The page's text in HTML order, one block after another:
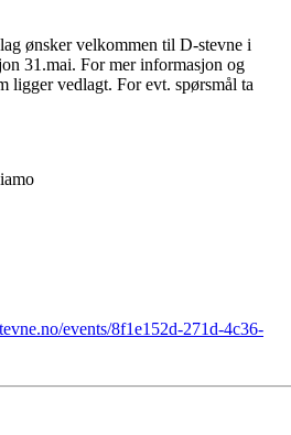
ønsker velkommen til D-stevne i
31.mai. For mer informasjon og
ligger vedlagt. For evt. spørsmål ta
events/8f1e152d-271d-4c36-